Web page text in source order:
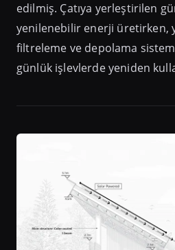
edilmiş. Çatıya yerleştirilen
yenilenebilir enerji üretirken,
filtreleme ve depolama
günlük işlevlerde yeniden